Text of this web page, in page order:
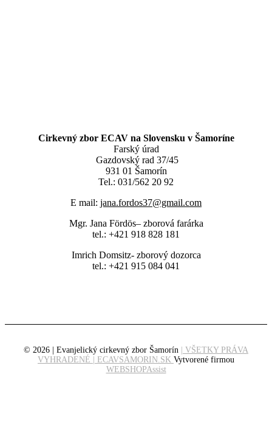
Cirkevný zbor ECAV na Slovensku v Šamoríne
Farský úrad
Gazdovský rad 37/45
931 01 Šamorín
Tel.: 031/562 20 92
E mail: jana.fordos37@gmail.com
Mgr. Jana Fördös– zborová farárka
tel.: +421 918 828 181
Imrich Domsitz- zborový dozorca
tel.: +421 915 084 041
© 2026 | Evanjelický cirkevný zbor Šamorín
| VŠETKY PRÁVA
VYHRADENÉ | ECAVSAMORIN.SK Vytvorené firmou
WEBSHOPAssist